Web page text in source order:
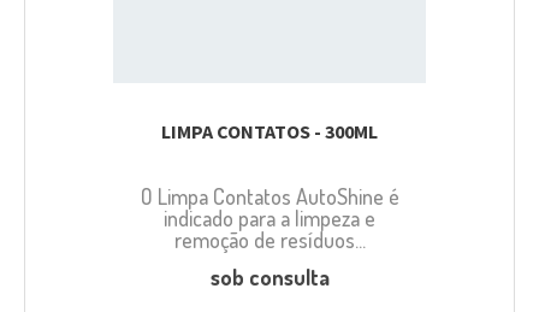
LIMPA CONTATOS - 300ML
O Limpa Contatos AutoShine é
indicado para a limpeza e
remoção de resíduos...
sob consulta